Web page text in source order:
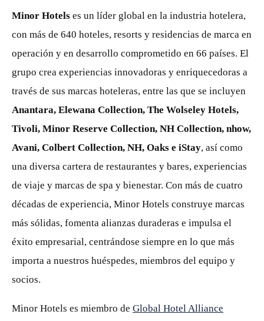
Minor Hotels es un líder global en la industria hotelera,
con más de 640 hoteles, resorts y residencias de marca en
operación y en desarrollo comprometido en 66 países. El
grupo crea experiencias innovadoras y enriquecedoras a
través de sus marcas hoteleras, entre las que se incluyen
Anantara, Elewana Collection, The Wolseley Hotels,
Tivoli, Minor Reserve Collection, NH Collection, nhow,
Avani, Colbert Collection, NH, Oaks e iStay, así como
una diversa cartera de restaurantes y bares, experiencias
de viaje y marcas de spa y bienestar. Con más de cuatro
décadas de experiencia, Minor Hotels construye marcas
más sólidas, fomenta alianzas duraderas e impulsa el
éxito empresarial, centrándose siempre en lo que más
importa a nuestros huéspedes, miembros del equipo y
socios.
Minor Hotels es miembro de Global Hotel Alliance